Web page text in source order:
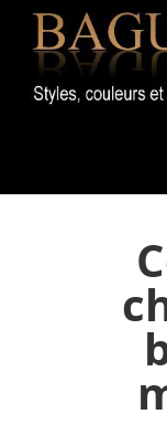
content